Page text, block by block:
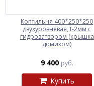
Коптильня 400*250*250
двухуровневая, t-2мм с
гидрозатвором (крышка
домиком)
9 400 руб.
Купить